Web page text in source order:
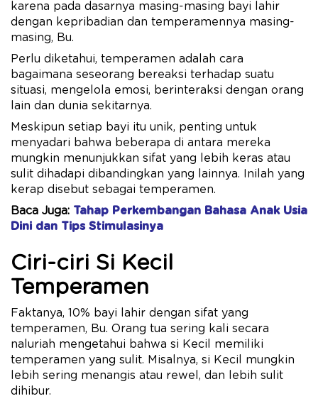
karena pada dasarnya masing-masing bayi lahir
dengan kepribadian dan temperamennya masing-
masing, Bu.
Perlu diketahui, temperamen adalah cara
bagaimana seseorang bereaksi terhadap suatu
situasi, mengelola emosi, berinteraksi dengan orang
lain dan dunia sekitarnya.
Meskipun setiap bayi itu unik, penting untuk
menyadari bahwa beberapa di antara mereka
mungkin menunjukkan sifat yang lebih keras atau
sulit dihadapi dibandingkan yang lainnya. Inilah yang
kerap disebut sebagai temperamen.
Baca Juga: Tahap Perkembangan Bahasa Anak Usia
Dini dan Tips Stimulasinya
Ciri-ciri Si Kecil
Temperamen
Faktanya, 10% bayi lahir dengan sifat yang
temperamen, Bu. Orang tua sering kali secara
naluriah mengetahui bahwa si Kecil memiliki
temperamen yang sulit. Misalnya, si Kecil mungkin
lebih sering menangis atau rewel, dan lebih sulit
dihibur.